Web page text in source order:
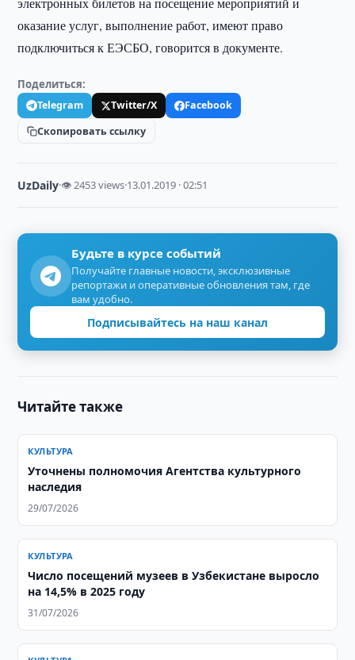
оказание услуг, выполнение работ, имеют право
подключиться к ЕЭСБО, говорится в документе.
Поделиться:
Telegram Twitter/X
Facebook
Скопировать ссылку
UzDaily·👁 2453 views·13.01.2019 · 02:51
Будьте в курсе событий
Получайте главные новости, эксклюзивные
репортажи и оперативные обновления там, где
вам удобно.
Подписывайтесь на наш канал
Читайте также
КУЛЬТУРА
Уточнены полномочия Агентства культурного
наследия
29/07/2026
КУЛЬТУРА
Число посещений музеев в Узбекистане выросло
на 14,5% в 2025 году
31/07/2026